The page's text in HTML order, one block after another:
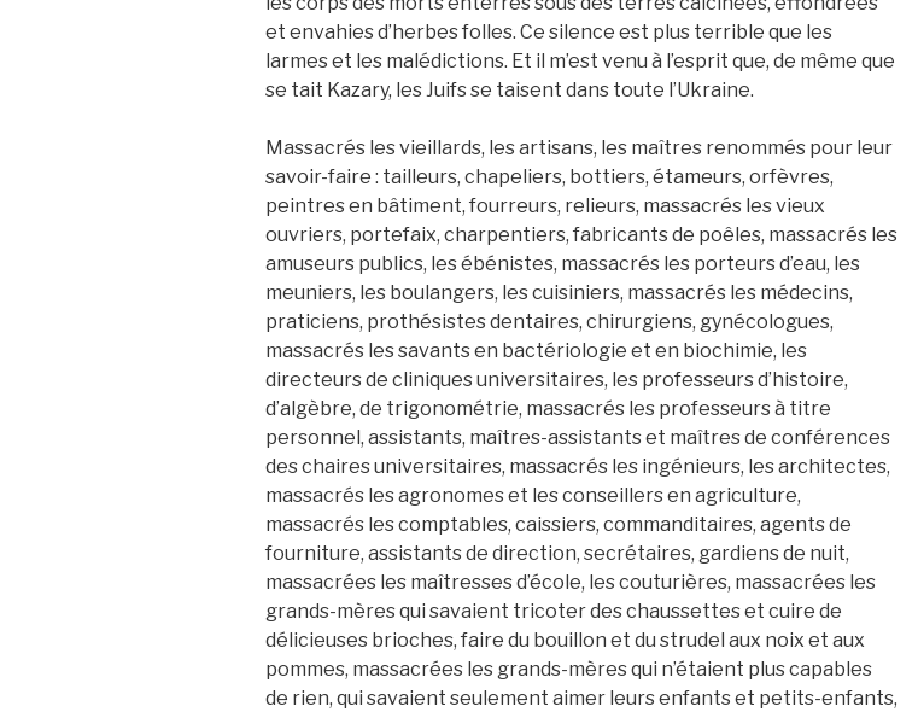
et envahies d’herbes folles. Ce silence est plus terrible que les
larmes et les malédictions. Et il m’est venu à l’esprit que, de même que
se tait Kazary, les Juifs se taisent dans toute l’Ukraine.
Massacrés les vieillards, les artisans, les maîtres renommés pour leur
savoir-faire : tailleurs, chapeliers, bottiers, étameurs, orfèvres,
peintres en bâtiment, fourreurs, relieurs, massacrés les vieux
ouvriers, portefaix, charpentiers, fabricants de poêles, massacrés les
amuseurs publics, les ébénistes, massacrés les porteurs d’eau, les
meuniers, les boulangers, les cuisiniers, massacrés les médecins,
praticiens, prothésistes dentaires, chirurgiens, gynécologues,
massacrés les savants en bactériologie et en biochimie, les
directeurs de cliniques universitaires, les professeurs d’histoire,
d’algèbre, de trigonométrie, massacrés les professeurs à titre
personnel, assistants, maîtres-assistants et maîtres de conférences
des chaires universitaires, massacrés les ingénieurs, les architectes,
massacrés les agronomes et les conseillers en agriculture,
massacrés les comptables, caissiers, commanditaires, agents de
fourniture, assistants de direction, secrétaires, gardiens de nuit,
massacrées les maîtresses d’école, les couturières, massacrées les
grands-mères qui savaient tricoter des chaussettes et cuire de
délicieuses brioches, faire du bouillon et du strudel aux noix et aux
pommes, massacrées les grands-mères qui n’étaient plus capables
de rien, qui savaient seulement aimer leurs enfants et petits-enfants,